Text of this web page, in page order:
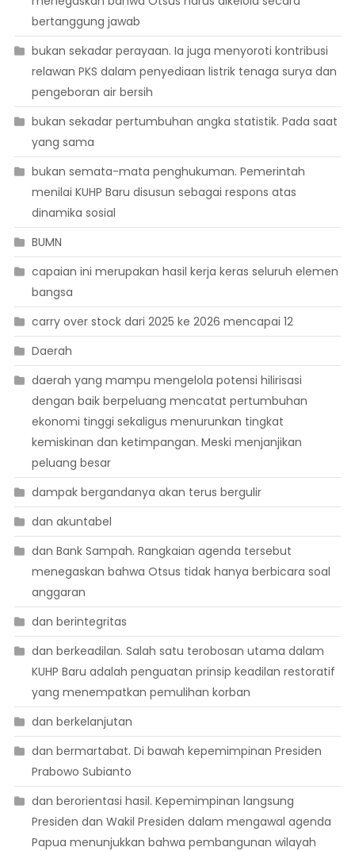
bertanggung jawab
bukan sekadar perayaan. Ia juga menyoroti kontribusi
relawan PKS dalam penyediaan listrik tenaga surya dan
pengeboran air bersih
bukan sekadar pertumbuhan angka statistik. Pada saat
yang sama
bukan semata-mata penghukuman. Pemerintah
menilai KUHP Baru disusun sebagai respons atas
dinamika sosial
BUMN
capaian ini merupakan hasil kerja keras seluruh elemen
bangsa
carry over stock dari 2025 ke 2026 mencapai 12
Daerah
daerah yang mampu mengelola potensi hilirisasi
dengan baik berpeluang mencatat pertumbuhan
ekonomi tinggi sekaligus menurunkan tingkat
kemiskinan dan ketimpangan. Meski menjanjikan
peluang besar
dampak bergandanya akan terus bergulir
dan akuntabel
dan Bank Sampah. Rangkaian agenda tersebut
menegaskan bahwa Otsus tidak hanya berbicara soal
anggaran
dan berintegritas
dan berkeadilan. Salah satu terobosan utama dalam
KUHP Baru adalah penguatan prinsip keadilan restoratif
yang menempatkan pemulihan korban
dan berkelanjutan
dan bermartabat. Di bawah kepemimpinan Presiden
Prabowo Subianto
dan berorientasi hasil. Kepemimpinan langsung
Presiden dan Wakil Presiden dalam mengawal agenda
Papua menunjukkan bahwa pembangunan wilayah